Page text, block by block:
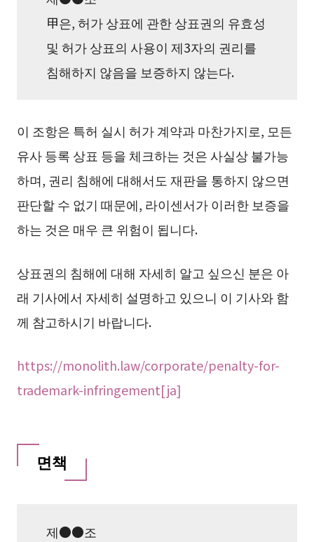
甲은, 허가 상표에 관한 상표권의 유효성
및 허가 상표의 사용이 제3자의 권리를
침해하지 않음을 보증하지 않는다.
이 조항은 특허 실시 허가 계약과 마찬가지로, 모든
유사 등록 상표 등을 체크하는 것은 사실상 불가능
하며, 권리 침해에 대해서도 재판을 통하지 않으면
판단할 수 없기 때문에, 라이센서가 이러한 보증을
하는 것은 매우 큰 위험이 됩니다.
상표권의 침해에 대해 자세히 알고 싶으신 분은 아
래 기사에서 자세히 설명하고 있으니 이 기사와 함
께 참고하시기 바랍니다.
https://monolith.law/corporate/penalty-for-
trademark-infringement[ja]
면책
제●●조